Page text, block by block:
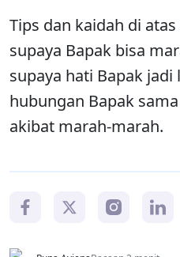
Tips dan kaidah di
supaya Bapak bisa
supaya hati Bapak jadi
hubungan Bapak
akibat marah-marah.